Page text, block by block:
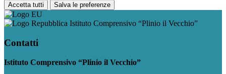
Accetta tutti Salva le preferenze
Istituto Comprensivo “Plinio il Vecchio”
Contatti
Istituto Comprensivo “Plinio il Vecchio”